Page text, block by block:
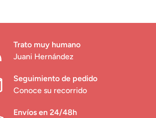
Trato muy humano
Juani Hernández
Seguimiento de pedido
Conoce su recorrido
Envíos en 24/48h